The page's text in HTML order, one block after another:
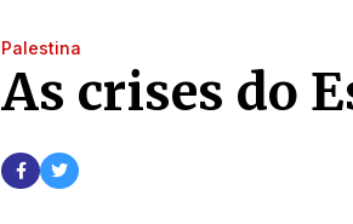
Palestina
As crises do